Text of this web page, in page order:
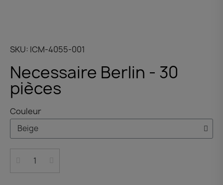
SKU ICM-4055-001
Necessaire Berlin - 30
pièces
Couleur